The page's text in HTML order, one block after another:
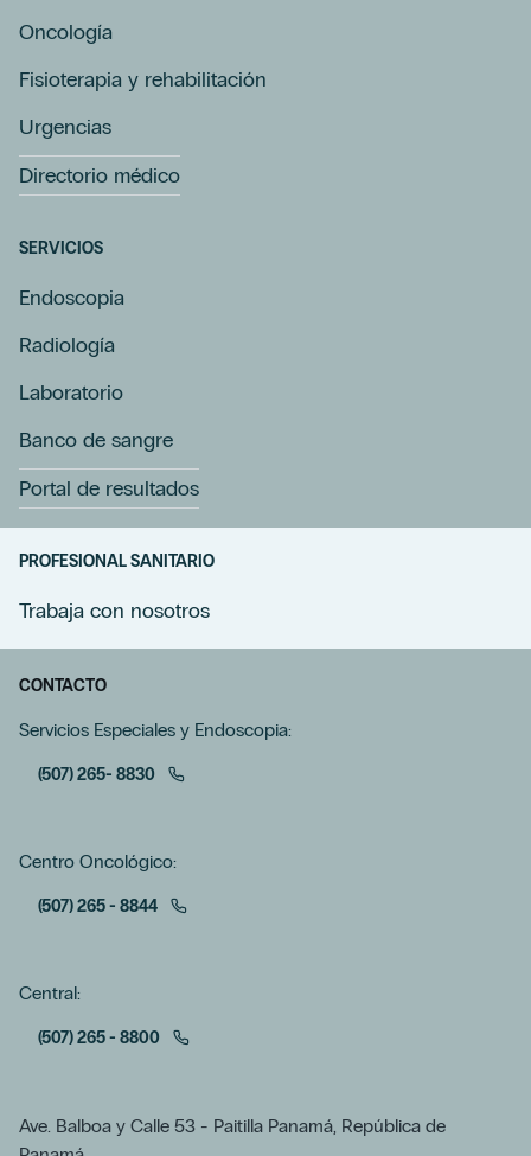
Oncología
Fisioterapia y rehabilitación
Urgencias
Directorio médico
SERVICIOS
Endoscopia
Radiología
Laboratorio
Banco de sangre
Portal de resultados
PROFESIONAL SANITARIO
Trabaja con nosotros
CONTACTO
Servicios Especiales y Endoscopia:
(507) 265- 8830
Centro Oncológico:
(507) 265 - 8844
Central:
(507) 265 - 8800
Ave. Balboa y Calle 53 - Paitilla Panamá, República de